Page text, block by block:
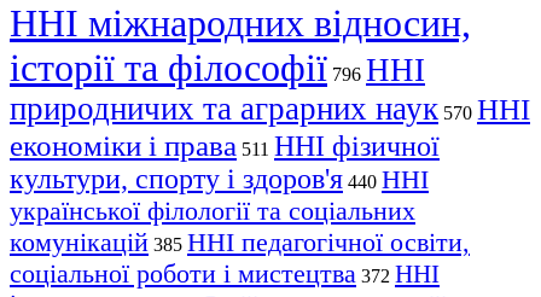
ННІ міжнародних відносин,
історії та філософії 796 ННІ
природничих та аграрних наук 570 ННІ
економіки і права 511 ННІ фізичної
культури, спорту і здоров'я 440 ННІ
української філології та соціальних
комунікацій 385 ННІ педагогічної освіти,
соціальної роботи і мистецтва 372 ННІ